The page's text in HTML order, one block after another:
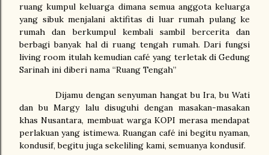
ruang kumpul keluarga dimana semua anggota keluarga
yang sibuk menjalani aktifitas di luar rumah pulang ke
rumah dan berkumpul kembali sambil bercerita dan
berbagi banyak hal di ruang tengah rumah. Dari fungsi
living room itulah kemudian café yang terletak di Gedung
Sarinah ini diberi nama “Ruang Tengah”
Dijamu dengan senyuman hangat bu Ira, bu Wati
dan bu Margy lalu disuguhi dengan masakan-masakan
khas Nusantara, membuat warga KOPI merasa mendapat
perlakuan yang istimewa. Ruangan café ini begitu nyaman,
kondusif, begitu juga sekeliling kami, semuanya kondusif.